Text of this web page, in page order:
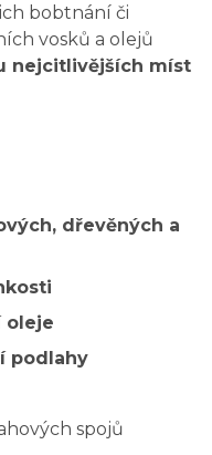
bobtnání či
vosků a olejů
nejcitlivějších míst
dřevěných a
oleje
podlahy
spojů